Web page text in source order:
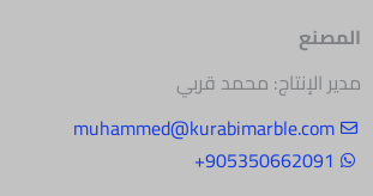
المصنع
مدير الإنتاج: محمد قربي
muhammed@kurabimarble.com
905350662091+